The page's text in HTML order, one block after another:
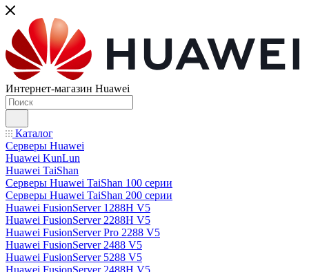
Интернет-магазин Huawei
Каталог
Серверы Huawei
Huawei KunLun
Huawei TaiShan
Серверы Huawei TaiShan 100 серии
Серверы Huawei TaiShan 200 серии
Huawei FusionServer 1288H V5
Huawei FusionServer 2288H V5
Huawei FusionServer Pro 2288 V5
Huawei FusionServer 2488 V5
Huawei FusionServer 5288 V5
Huawei FusionServer 2488H V5